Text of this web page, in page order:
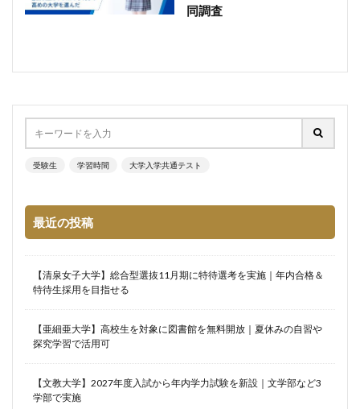
同調査
受験生 学習時間 大学入学共通テスト
最近の投稿
【清泉女子大学】総合型選抜11月期に特待選考を実施｜年内合格＆
特待生採用を目指せる
【亜細亜大学】高校生を対象に図書館を無料開放｜夏休みの自習や
探究学習で活用可
【文教大学】2027年度入試から年内学力試験を新設｜文学部など3
学部で実施